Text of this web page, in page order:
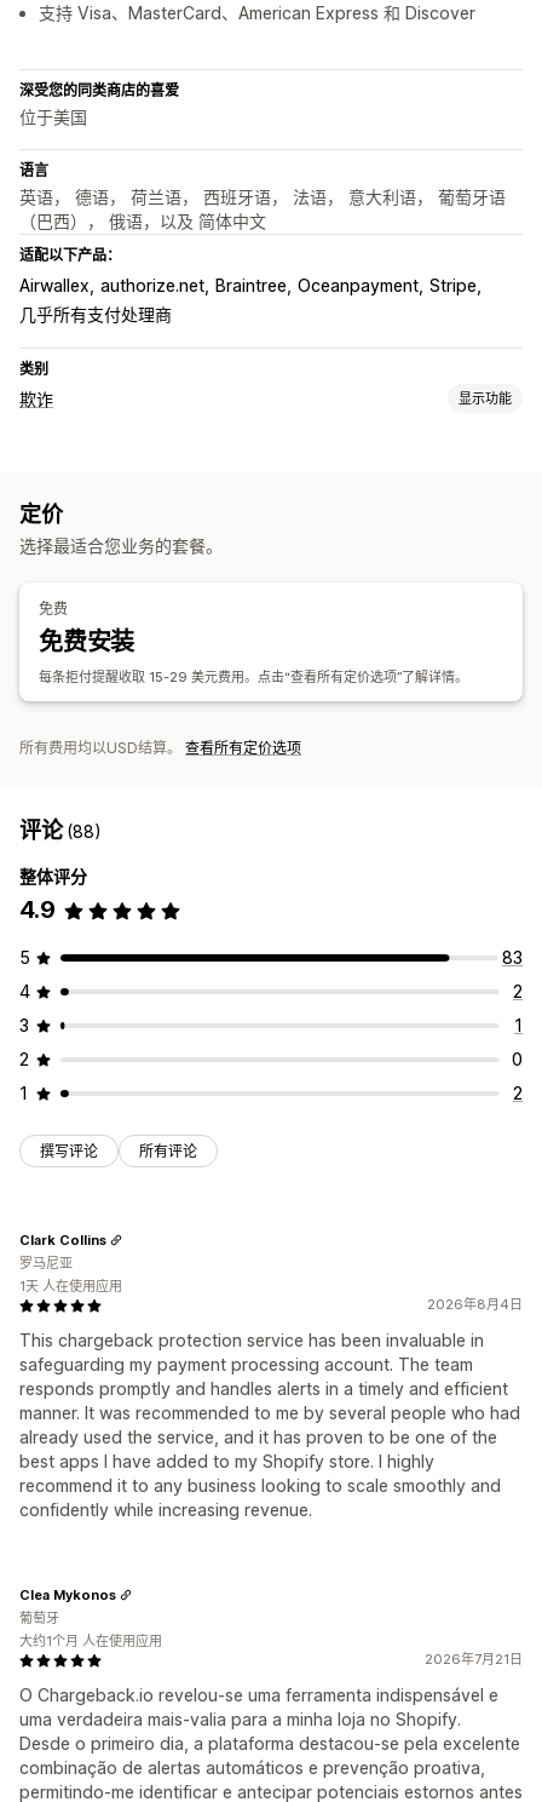
支持 Visa、MasterCard、American Express 和 Discover
深受您的同类商店的喜爱
位于美国
语言
英语， 德语， 荷兰语， 西班牙语， 法语， 意大利语， 葡萄牙语
（巴西）， 俄语，以及 简体中文
适配以下产品：
Airwallex authorize.net Braintree Oceanpayment Stripe
几乎所有支付处理商
类别
欺诈 显示功能
提醒和分析
拒付提醒 拒付分析
定价
选择最适合您业务的套餐。
免费
免费安装
每条拒付提醒收取 15-29 美元费用。点击“查看所有定价选项”了解详情。
所有费用均以USD结算。 查看所有定价选项
评论(88)
整体评分
4.9
5
83
4
2
3
1
2
0
1
2
撰写评论 所有评论
2026年8月4日
This chargeback protection service has been invaluable in
safeguarding my payment processing account. The team
responds promptly and handles alerts in a timely and efficient
manner. It was recommended to me by several people who had
already used the service, and it has proven to be one of the
best apps I have added to my Shopify store. I highly
recommend it to any business looking to scale smoothly and
confidently while increasing revenue.
Clark Collins
罗马尼亚
1天 人在使用应用
2026年7月21日
O Chargeback.io revelou-se uma ferramenta indispensável e
uma verdadeira mais-valia para a minha loja no Shopify.
Desde o primeiro dia, a plataforma destacou-se pela excelente
combinação de alertas automáticos e prevenção proativa,
permitindo-me identificar e antecipar potenciais estornos antes
Clea Mykonos
葡萄牙
大约1个月 人在使用应用